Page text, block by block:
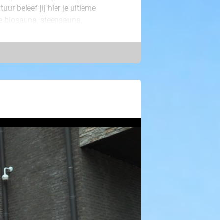
beleef jij hier je ultieme
steensauna,
buiten en tuin met geweldig
geuren voor een ultieme